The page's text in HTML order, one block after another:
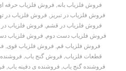
فروش فلزیاب بانه, فروش فلزیاب حرفه
فروش فلزیاب در تبریز, فروش فلزیاب در
فروش فلزیاب در قشم, فروش فلزیاب
فروش فلزیاب دست دوم, فروش فلزیاب
فروش فلزیاب قم, فروش فلزیاب قوی,
قطعات فلزیاب, فروش گنج یاب,
فروشنده گنج یاب, فروشنده ی دفینه یاب,